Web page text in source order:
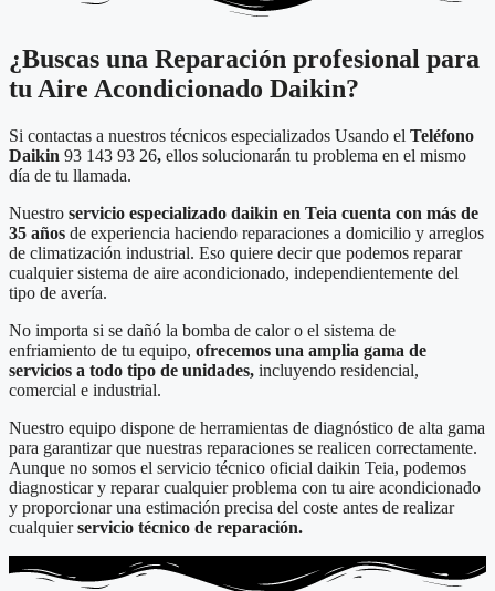
¿Buscas una Reparación profesional para
tu Aire Acondicionado Daikin?
Si contactas a nuestros técnicos especializados Usando el Teléfono
Daikin 93 143 93 26, ellos solucionarán tu problema en el mismo
día de tu llamada.
Nuestro servicio especializado daikin en Teia cuenta con más de
35 años de experiencia haciendo reparaciones a domicilio y arreglos
de climatización industrial. Eso quiere decir que podemos reparar
cualquier sistema de aire acondicionado, independientemente del
tipo de avería.
No importa si se dañó la bomba de calor o el sistema de
enfriamiento de tu equipo, ofrecemos una amplia gama de
servicios a todo tipo de unidades, incluyendo residencial,
comercial e industrial.
Nuestro equipo dispone de herramientas de diagnóstico de alta gama
para garantizar que nuestras reparaciones se realicen correctamente.
Aunque no somos el servicio técnico oficial daikin Teia, podemos
diagnosticar y reparar cualquier problema con tu aire acondicionado
y proporcionar una estimación precisa del coste antes de realizar
cualquierservicio técnico de reparación.